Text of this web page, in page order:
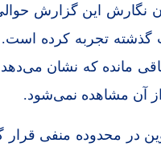
تجربه کرده است.
۵۸ درصد باقی مانده که
آن مشاهده نمی‌شود.
در محدوده منفی